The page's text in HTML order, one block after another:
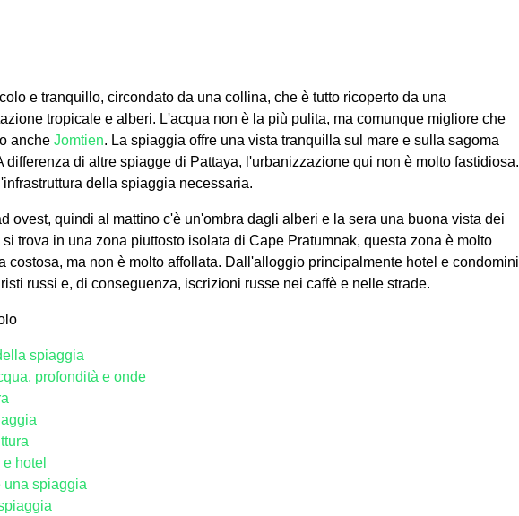
e tranquillo, circondato da una collina, che è tutto ricoperto da una
tropicale e alberi. L'acqua non è la più pulita, ma comunque migliore che
o anche Jomtien. La spiaggia offre una vista tranquilla sul mare e sulla sagoma
differenza di altre spiagge di Pattaya, l'urbanizzazione qui non è molto fastidiosa.
della spiaggia necessaria.
ovest, quindi al mattino c'è un'ombra dagli alberi e la sera una buona vista dei
trova in una zona piuttosto isolata di Cape Pratumnak, questa zona è molto
costosa, ma non è molto affollata. Dall'alloggio principalmente hotel e condomini
russi e, di conseguenza, iscrizioni russe nei caffè e nelle strade.
spiaggia
profondità e onde
hotel
una spiaggia